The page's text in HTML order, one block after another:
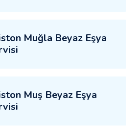
Muğla Beyaz Eşya
Muş Beyaz Eşya